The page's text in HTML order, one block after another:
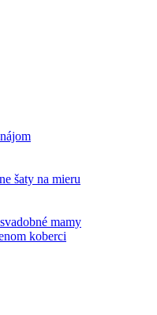
šaty na mieru
mamy
koberci